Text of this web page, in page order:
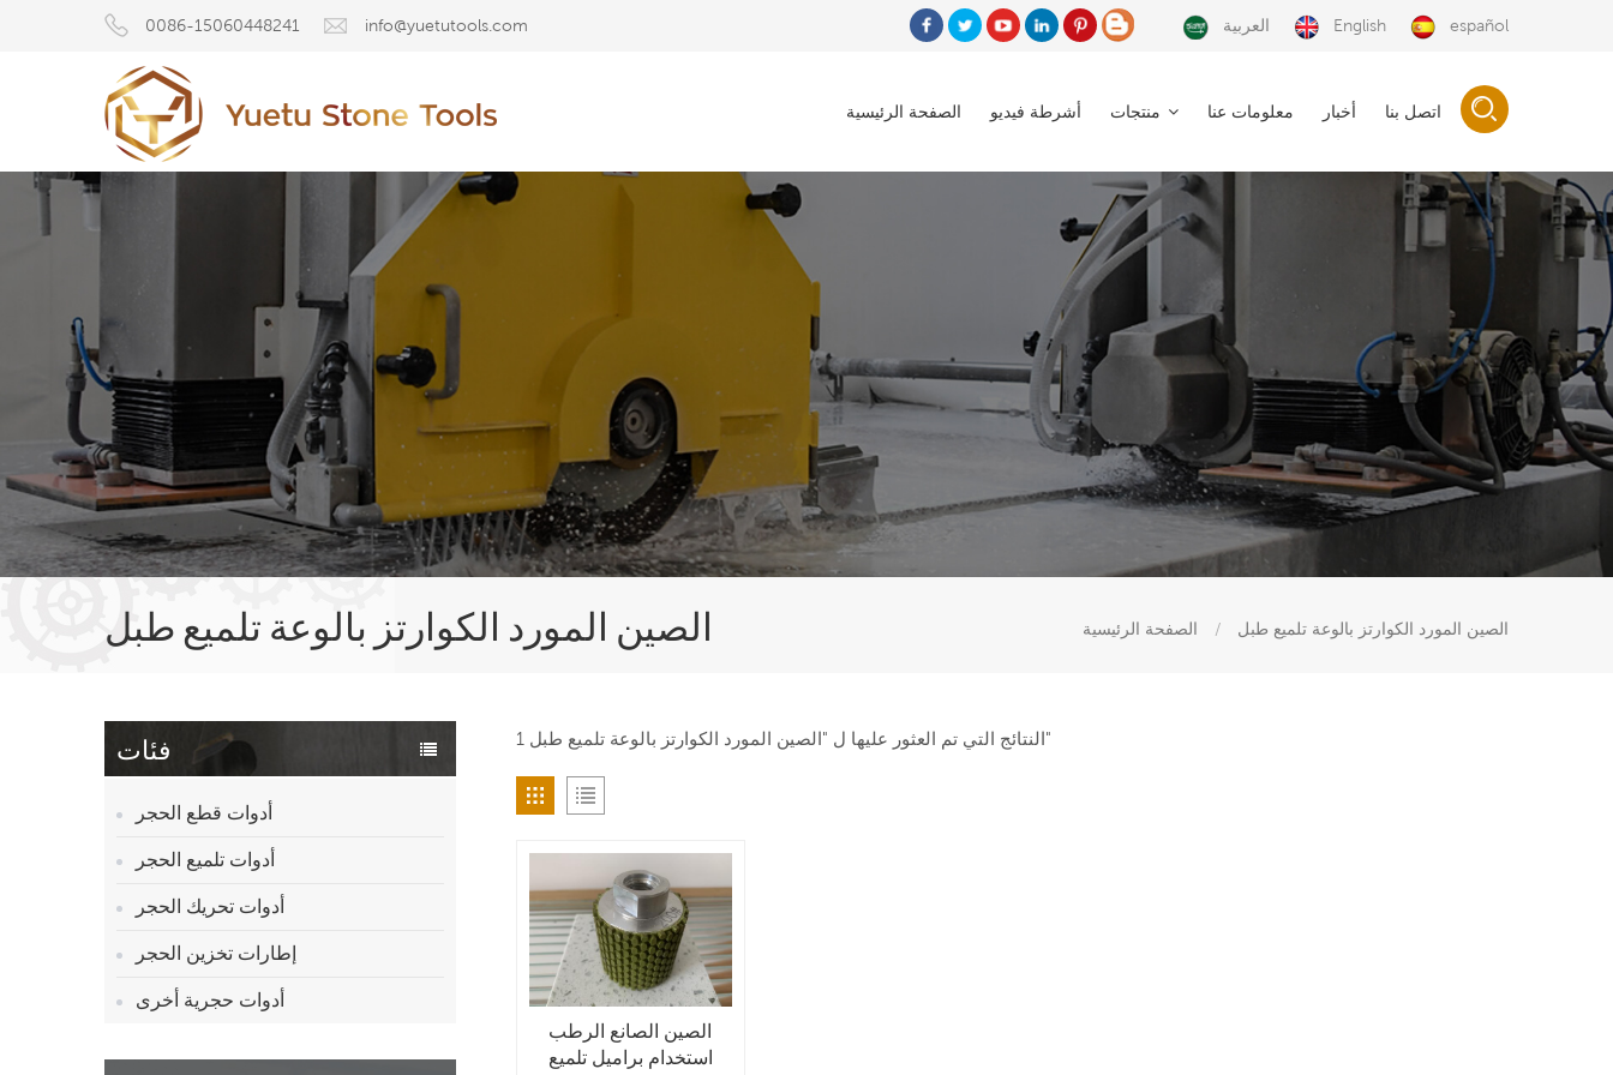
0086-15060448241 info@yuetutools.com العربية English español
الصفحة الرئيسية أشرطة فيديو منتجات معلومات عنا أخبار اتصل بنا
الصين المورد الكوارتز بالوعة تلميع طبل الصفحة الرئيسية / الصين المورد الكوارتز بالوعة تلميع طبل
فئات
أدوات قطع الحجر
أدوات تلميع الحجر
أدوات تحريك الحجر
إطارات تخزين الحجر
أدوات حجرية أخرى
1 النتائج التي تم العثور عليها ل "الصين المورد الكوارتز بالوعة تلميع طبل"
الصين الصانع الرطب
استخدام براميل تلميع